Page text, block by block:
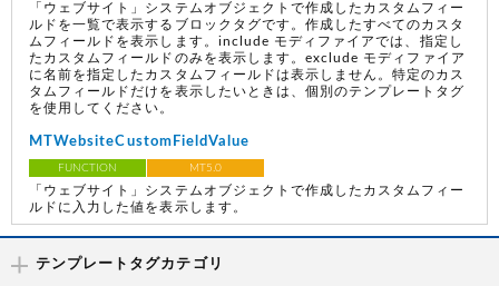
「ウェブサイト」システムオブジェクトで作成したカスタムフィー
ルドを一覧で表示するブロックタグです。作成したすべてのカスタ
ムフィールドを表示します。include モディファイアでは、指定し
たカスタムフィールドのみを表示します。exclude モディファイア
に名前を指定したカスタムフィールドは表示しません。特定のカス
タムフィールドだけを表示したいときは、個別のテンプレートタグ
を使用してください。
MTWebsiteCustomFieldValue
FUNCTION MT5.0
「ウェブサイト」システムオブジェクトで作成したカスタムフィー
ルドに入力した値を表示します。
テンプレートタグカテゴリ